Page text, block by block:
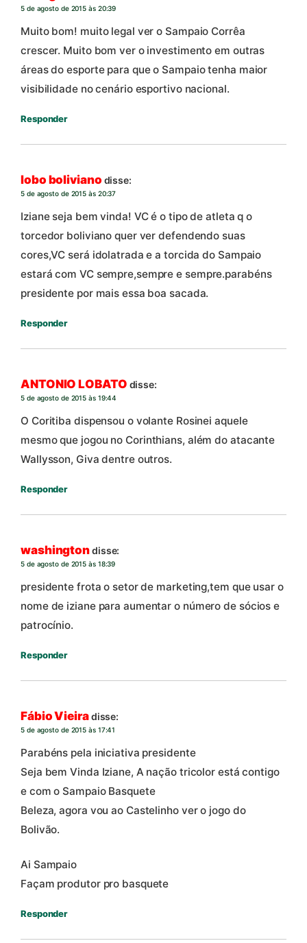
5 de agosto de 2015 às 20:39
Muito bom! muito legal ver o Sampaio Corrêa
crescer. Muito bom ver o investimento em outras
áreas do esporte para que o Sampaio tenha maior
visibilidade no cenário esportivo nacional.
Responder
lobo boliviano disse:
5 de agosto de 2015 às 20:37
Iziane seja bem vinda! VC é o tipo de atleta q o
torcedor boliviano quer ver defendendo suas
cores,VC será idolatrada e a torcida do Sampaio
estará com VC sempre,sempre e sempre.parabéns
presidente por mais essa boa sacada.
Responder
ANTONIO LOBATO disse:
5 de agosto de 2015 às 19:44
O Coritiba dispensou o volante Rosinei aquele
mesmo que jogou no Corinthians, além do atacante
Wallysson, Giva dentre outros.
Responder
washingtondisse:
5 de agosto de 2015 às 18:39
presidente frota o setor de marketing,tem que usar o
nome de iziane para aumentar o número de sócios e
patrocínio.
Responder
Fábio Vieiradisse:
5 de agosto de 2015 às 17:41
Parabéns pela iniciativa presidente
Seja bem Vinda Iziane, A nação tricolor está contigo
e com o Sampaio Basquete
Beleza, agora vou ao Castelinho ver o jogo do
Bolivão.
Ai Sampaio
Façam produtor pro basquete
Responder